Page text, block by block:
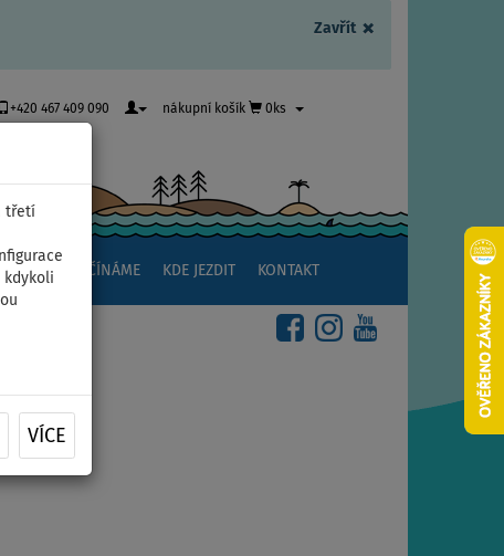
Zavřít ×
třetí
kdykoli
VÍCE
+420 467 409 090 nákupní košík 0ks
ZAČÍNÁME KDE JEZDIT KONTAKT